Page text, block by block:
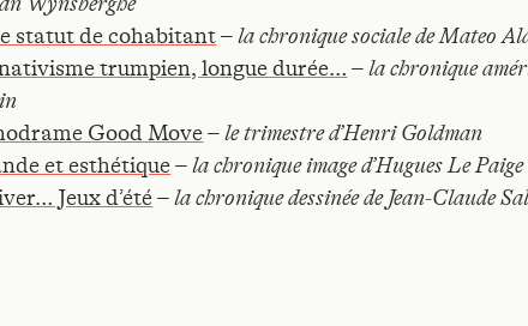
statut de cohabitant–la chronique sociale de Mateo
trumpien, longue durée… –la chronique
Good Move–le trimestre d’Henri Goldman
et esthétique–la chronique image d’Hugues Le Paige
Jeux d’été– la chronique dessinée de Jean-Claude